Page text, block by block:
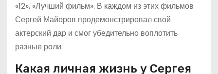
«12», «Лучший фильм». В каждом из этих фильмов
Сергей Майоров продемонстрировал свой
актерский дар и смог убедительно воплотить
разные роли.
Какая личная жизнь у Сергея